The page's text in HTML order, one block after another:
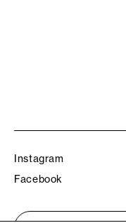
Instagram
Facebook